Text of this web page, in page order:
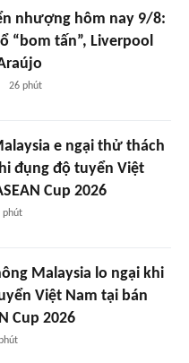
nhượng hôm nay 9/8:
“bom tấn”, Liverpool
26 phút
e ngại thử thách
đụng độ tuyển Việt
Cup 2026
phút
Malaysia lo ngại khi
Việt Nam tại bán
Cup 2026